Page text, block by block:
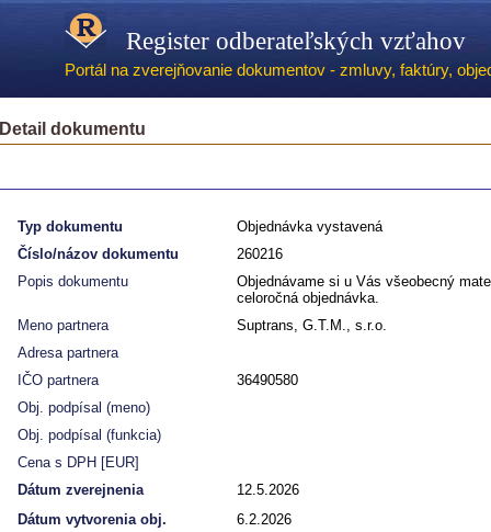
Register odberateľských vzťahov
Portál na zverejňovanie dokumentov - zmluvy, faktúry,
Detail dokumentu
Typ dokumentu
Objednávka vystavená
Číslo/názov dokumentu
260216
Popis dokumentu
Objednávame si u Vás všeobecný
celoročná objednávka.
Meno partnera
Suptrans, G.T.M., s.r.o.
Adresa partnera
IČO partnera
36490580
Obj. podpísal (meno)
Obj. podpísal (funkcia)
Cena s DPH [EUR]
Dátum zverejnenia
12.5.2026
Dátum vytvorenia obj.
6.2.2026